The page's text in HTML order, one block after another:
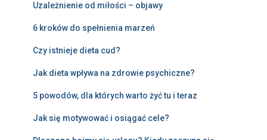
Uzależnienie od miłości – objawy
6 kroków do spełnienia marzeń
Czy istnieje dieta cud?
Jak dieta wpływa na zdrowie psychiczne?
5 powodów, dla których warto żyć tu i teraz
Jak się motywować i osiągać cele?